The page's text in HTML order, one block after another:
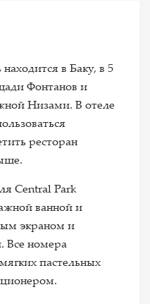
в Баку, в 5
Фонтанов и
Низами. В отеле
ресторан
Central Park
ванной и
экраном и
Все номера
пастельных